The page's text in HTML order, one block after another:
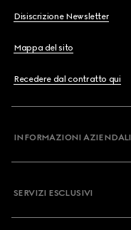
Disiscrizione Newsletter
Mappa del sito
Recedere dal contratto qui
INFORMAZIONI AZIENDALI
SERVIZI ESCLUSIVI